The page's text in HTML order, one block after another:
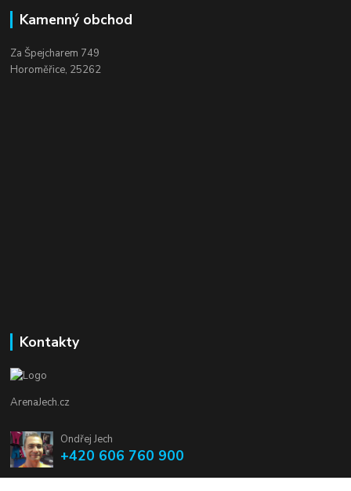
Kamenný obchod
Za Špejcharem 749
Horoměřice, 25262
Kontakty
ArenaJech.cz
Ondřej Jech
+420 606 760 900